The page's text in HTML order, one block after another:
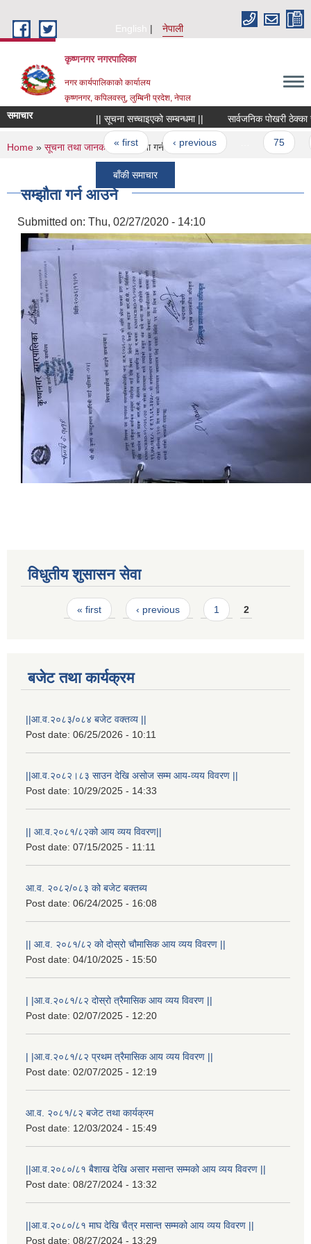
English
नेपाली
कृष्णनगर नगरपालिका
नगर कार्यपालिकाको कार्यालय
कृष्णनगर, कपिलवस्तु, लुम्बिनी प्रदेश, नेपाल
समाचार || सूचना सच्चाइएको सम्बन्धमा || सार्वजनिक पोखरी ठेक्का
Pages
« first ‹ previous
बाँकी समाचार
You are here
Home » सूचना तथा जानकारी » सम्झौता गर्न आउने
सम्झौता गर्न आउने
Submitted on: Thu, 02/27/2020 - 14:10
विधुतीय शुसासन सेवा
Pages« first ‹ previous 1 2
बजेट तथा कार्यक्रम
||आ.व.२०८३/०८४ बजेट वक्तव्य ||
Post date: 06/25/2026 - 10:11
||आ.व.२०८२।८३ साउन देखि असोज सम्म आय-व्यय विवरण ||
Post date: 10/29/2025 - 14:33
|| आ.व.२०८१/८२को आय व्यय विवरण||
Post date: 07/15/2025 - 11:11
आ.व. २०८२/०८३ को बजेट बक्तब्य
Post date: 06/24/2025 - 16:08
|| आ.व. २०८१/८२ को दोस्रो चौमासिक आय व्यय विवरण ||
Post date: 04/10/2025 - 15:50
| |आ.व.२०८१/८२ दोस्रो त्रैमासिक आय व्यय विवरण ||
Post date: 02/07/2025 - 12:20
| |आ.व.२०८१/८२ प्रथम त्रैमासिक आय व्यय विवरण ||
Post date: 02/07/2025 - 12:19
आ.व. २०८१/८२ बजेट तथा कार्यक्रम
Post date: 12/03/2024 - 15:49
||आ.व.२०८०/८१ बैशाख देखि असार मसान्त सम्मको आय व्यय विवरण ||
Post date: 08/27/2024 - 13:32
||आ.व.२०८०/८१ माघ देखि चैत्र मसान्त सम्मको आय व्यय विवरण ||
Post date: 08/27/2024 - 13:29